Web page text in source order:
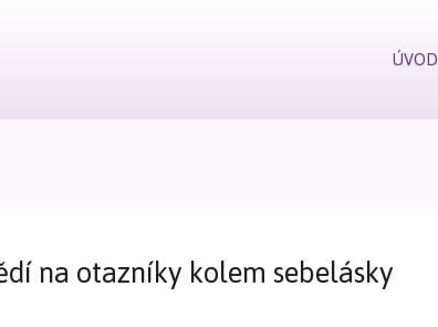
ÚVOD
na otazníky kolem sebelásky